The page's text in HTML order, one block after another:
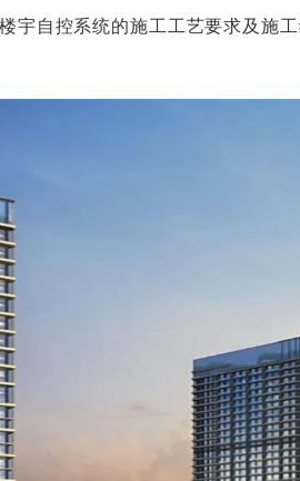
宇自控系统的施工工艺要求及施